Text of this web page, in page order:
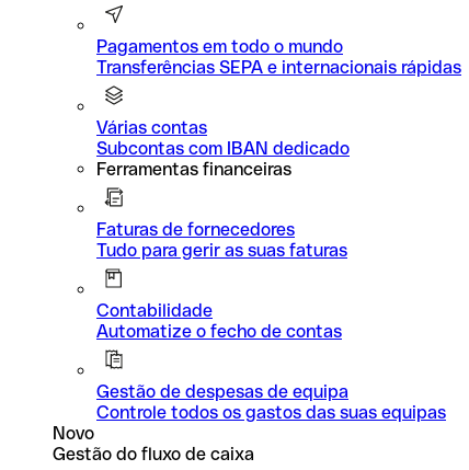
Pagamentos em todo o mundo
Transferências SEPA e internacionais rápidas
Várias contas
Subcontas com IBAN dedicado
Ferramentas financeiras
Faturas de fornecedores
Tudo para gerir as suas faturas
Contabilidade
Automatize o fecho de contas
Gestão de despesas de equipa
Controle todos os gastos das suas equipas
Novo
Gestão do fluxo de caixa